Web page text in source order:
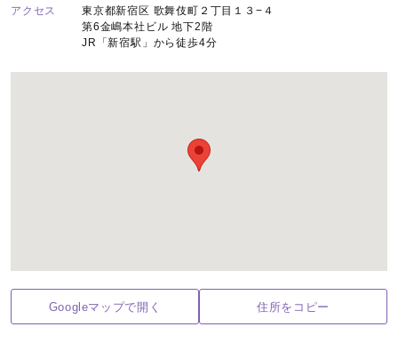
アクセス
東京都新宿区 歌舞伎町２丁目１３−４
第6金嶋本社ビル 地下2階
JR「新宿駅」から徒歩4分
Googleマップで開く 住所をコピー